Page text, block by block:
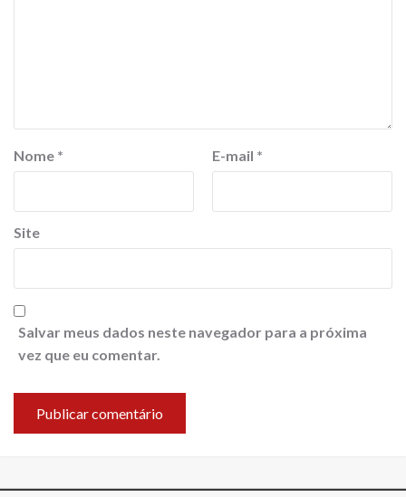
Nome * E-mail *
Site
Salvar meus dados neste navegador para a próxima
vez que eu comentar.